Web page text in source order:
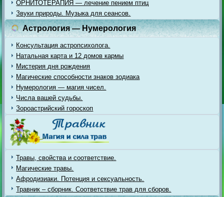
ОРНИТОТЕРАПИЯ — лечение пением птиц
Звуки природы. Музыка для сеансов.
Астрология — Нумерология
Консультация астропсихолога.
Натальная карта и 12 домов кармы
Мистерия дня рождения
Магические способности знаков зодиака
Нумерология — магия чисел.
Числа вашей судьбы.
Зороастрийский гороскоп
Травы, свойства и соответствие.
Магические травы.
Афродизиаки. Потенция и сексуальность.
Травник – сборник. Соответствие трав для сборов.